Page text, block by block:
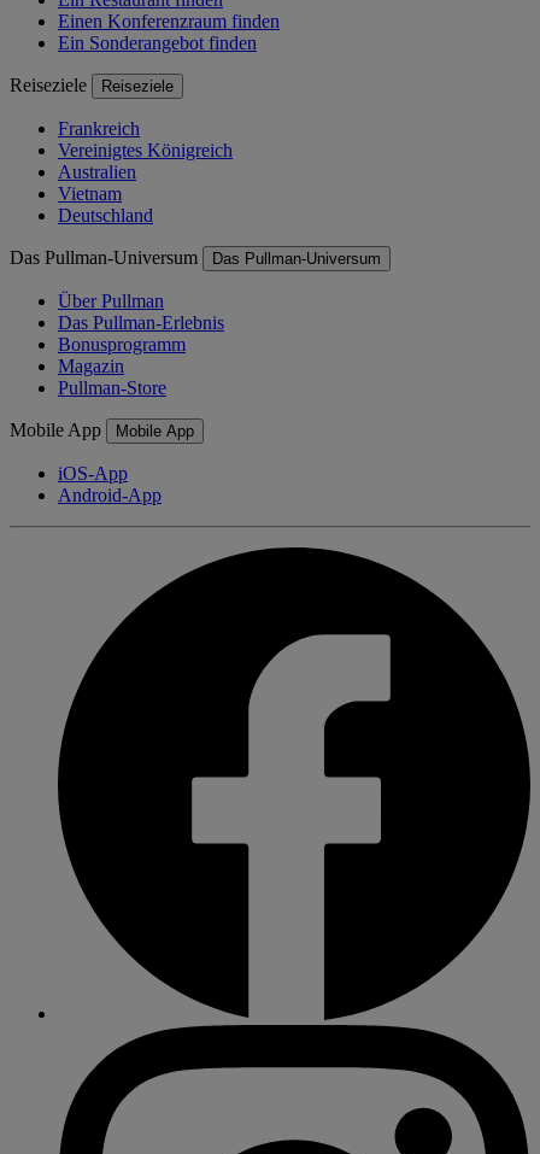
Einen Konferenzraum finden
Ein Sonderangebot finden
Reiseziele Reiseziele
Frankreich
Vereinigtes Königreich
Australien
Vietnam
Deutschland
Das Pullman-Universum Das Pullman-Universum
Über Pullman
Das Pullman-Erlebnis
Bonusprogramm
Magazin
Pullman-Store
Mobile App Mobile App
iOS-App
Android-App